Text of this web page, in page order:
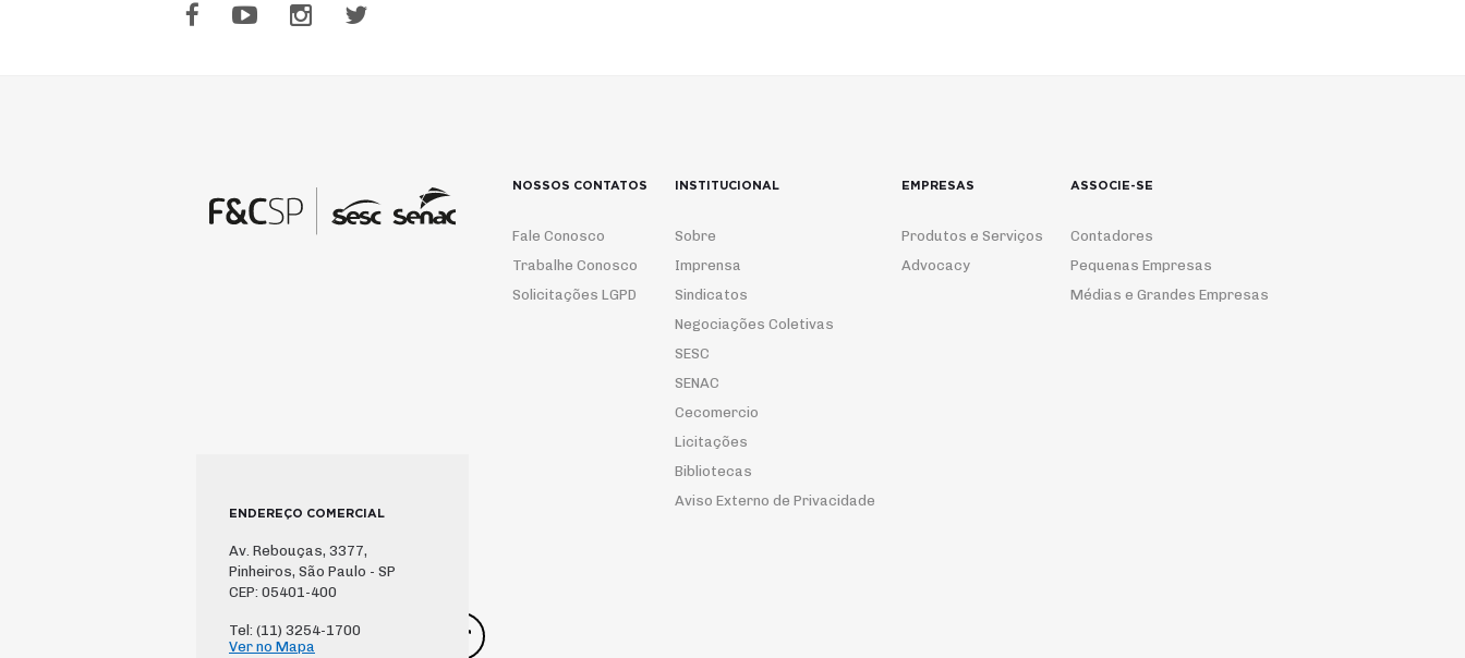
NOSSOS CONTATOS
Fale Conosco
Trabalhe Conosco
Solicitações LGPD
INSTITUCIONAL
Sobre
Imprensa
Sindicatos
Negociações Coletivas
SESC
SENAC
Cecomercio
Licitações
Bibliotecas
Aviso Externo de Privacidade
EMPRESAS
Produtos e Serviços
Advocacy
ASSOCIE-SE
Contadores
Pequenas Empresas
Médias e Grandes Empresas
ENDEREÇO COMERCIAL
Av. Rebouças, 3377,
Pinheiros, São Paulo - SP
CEP: 05401-400
Tel: (11) 3254-1700
Ver no Mapa